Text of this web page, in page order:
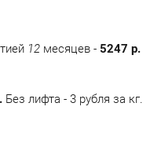
Без лифта - 3 рубля за кг.